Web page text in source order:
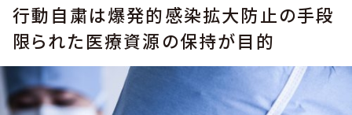
行動自粛は爆発的感染拡大防止の手段
限られた医療資源の保持が目的